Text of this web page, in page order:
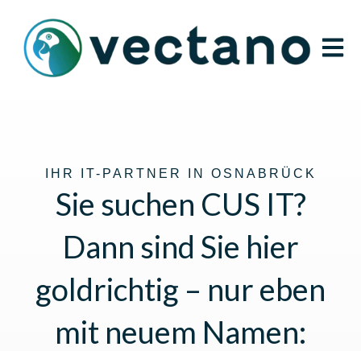
Open
IHR IT-PARTNER IN OSNABRÜCK
Sie suchen CUS IT?
Dann sind Sie hier
goldrichtig – nur eben
mit neuem Namen: